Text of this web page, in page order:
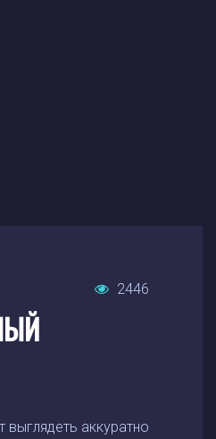
2446
выглядеть аккуратно